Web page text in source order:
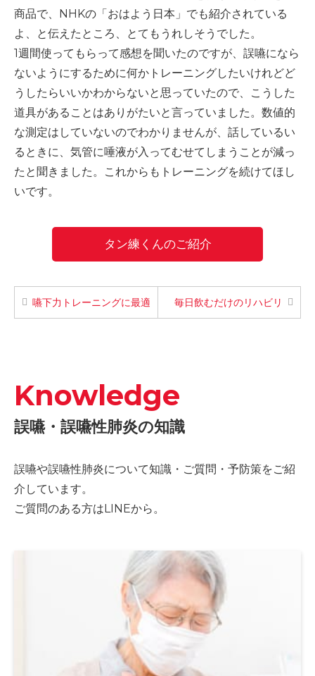
商品で、 NHKの「おはよう日本」でも紹介されている
よ、と伝えたところ、とてもうれしそうでした。
1週間使ってもらって感想を聞いたのですが、誤嚥になら
ないようにするために何かトレーニングしたいけれどど
うしたらいいかわからないと思っていたので、こうした
道具があることはありがたいと言っていました。数値的
な測定はしていないのでわかりませんが、話しているい
るときに、気管に唾液が入ってむせてしまうことが減っ
たと聞きました。これからもトレーニングを続けてほし
いです。
タン練くんのご紹介
嚥下力トレーニングに最適 毎日飲むだけのリハビリ
Knowledge
誤嚥・誤嚥性肺炎の知識
誤嚥や誤嚥性肺炎について知識・ご質問・予防策をご紹
介しています。
ご質問のある方はLINEから。